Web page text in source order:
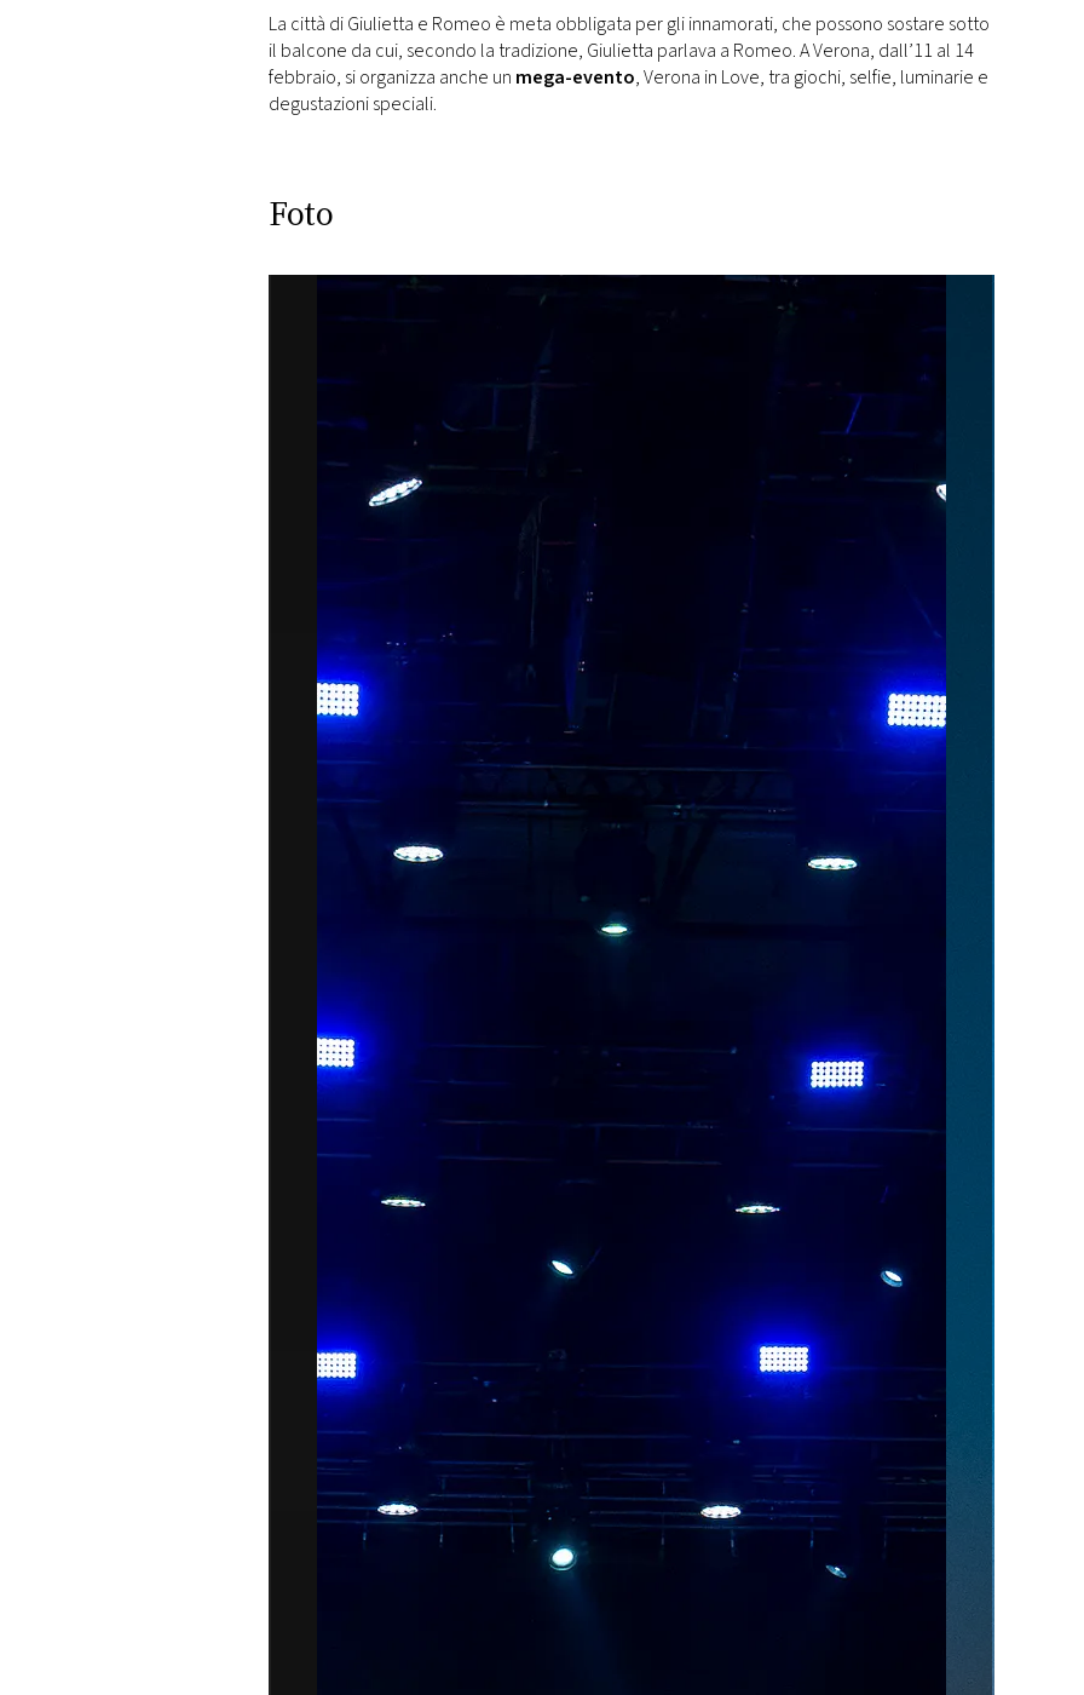
La città di Giulietta e Romeo è meta obbligata per gli innamorati, che possono sostare sotto
il balcone da cui, secondo la tradizione, Giulietta parlava a Romeo. A Verona, dall’11 al 14
febbraio, si organizza anche un mega-evento, Verona in Love, tra giochi, selfie, luminarie e
degustazioni speciali.
Foto